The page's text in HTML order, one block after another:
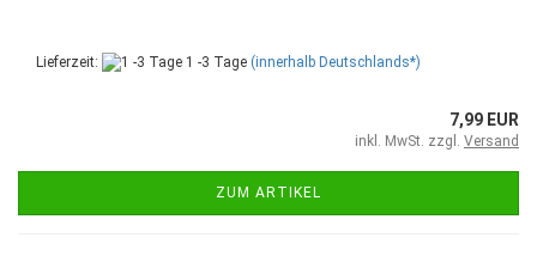
Lieferzeit: 1 -3 Tage (innerhalb Deutschlands*)
7,99 EUR
inkl. MwSt. zzgl. Versand
ZUM ARTIKEL